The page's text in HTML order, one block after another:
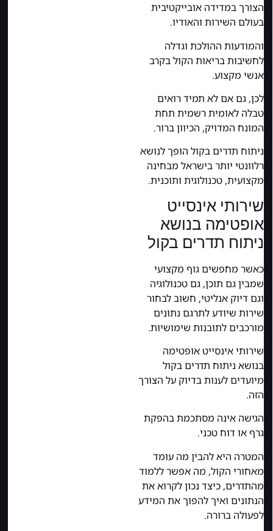
הצורך במדידה אובייקטיבית
בעולם השירות והאודיו.
והמודעות ההולכת וגדלה
לחשיבות בריאות הקול בקרב
אנשי מקצוע.
לכן, גם אם לא תמיד רואים
טבלה לאומית רשמית תחת
המונח המדויק, הכיוון ברור.
ניתוח תדרים בקול הופך לנושא
רלוונטי יותר בישראל מבחינה
מקצועית, טכנולוגית ותוכנית.
שירותי אינסייט
אופטימה בנושא
ניתוח תדרים בקול
כאשר מחפשים גוף מקצועי
שמבין גם תוכן, גם טכנולוגיה
וגם דיוק אנליטי, חשוב לבחור
שירות שיודע לתרגם נתונים
מורכבים לתובנות שימושיות.
שירותי אינסייט אופטימה
בנושא ניתוח תדרים בקול
מיועדים לענות בדיוק על הצורך
הזה.
הגישה אינה מסתכמת בהפקת
גרף או דוח טכני.
המטרה היא להבין מה עומד
מאחורי הקול, מה אפשר ללמוד
מהתדרים, כיצד נכון לקרוא את
הנתונים ואיך להפוך את המידע
לפעולה ברורה.